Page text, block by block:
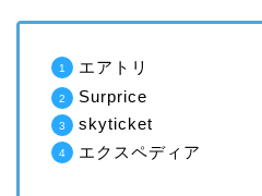
エアトリ
Surprice
skyticket
エクスペディア